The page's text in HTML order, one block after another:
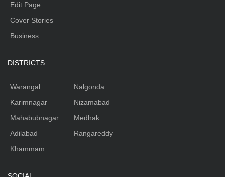
Edit Page
Cover Stories
Business
DISTRICTS
Warangal
Karimnagar
Mahabubnagar
Adilabad
Khammam
Nalgonda
Nizamabad
Medhak
Rangareddy